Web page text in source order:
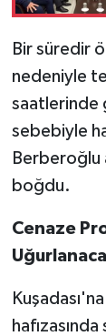
Bir süredir
nedeniyle
saatlerinde
sebebiyle
Berberoğlu
boğdu.
Cenaze